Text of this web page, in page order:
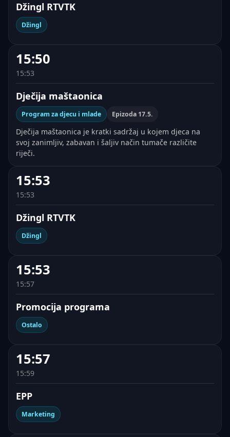
Džingl RTVTK
Džingl
15:50
15:53
Dječija maštaonica
Program za djecu i mlade Epizoda 17.5.
Dječija maštaonica je kratki sadržaj u kojem djeca na
svoj zanimljiv, zabavan i šaljiv način tumače različite
riječi.
15:53
15:53
Džingl RTVTK
Džingl
15:53
15:57
Promocija programa
Ostalo
15:57
15:59
EPP
Marketing